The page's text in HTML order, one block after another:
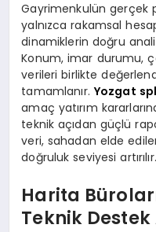
Gayrimenkulün gerçek
yalnızca rakamsal
dinamiklerin doğru
Konum, imar durumu,
verileri birlikte
tamamlanır.Yozgat
amaç yatırım
teknik açıdan güçlü
veri, sahadan elde
doğruluk seviyesi artırılır.
Harita
Teknik Destek